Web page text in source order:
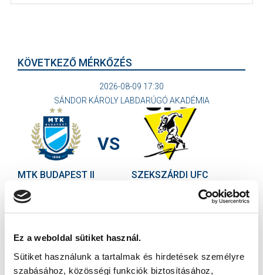
Ez a weboldal sütiket használ.
Sütiket használunk a tartalmak és hirdetések személyre
szabásához, közösségi funkciók biztosításához,
KÖVETKEZŐ MÉRKŐZÉS
2026-08-09 17:30
SÁNDOR KÁROLY LABDARÚGÓ AKADÉMIA
MTK BUDAPEST II
VS
SZEKSZÁRDI UFC
MTK BUDAPEST HÍRLEVÉL
hírlevelünkre: